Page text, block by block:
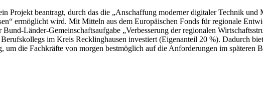
Projekt beantragt, durch das die „Anschaffung moderner digitaler Technik und
ermöglicht wird. Mit Mitteln aus dem Europäischen Fonds für regionale
Länder-Gemeinschaftsaufgabe „Verbesserung der regionalen
im Kreis Recklinghausen investiert (Eigenanteil 20 %). Dadurch
die Fachkräfte von morgen bestmöglich auf die Anforderungen im späteren